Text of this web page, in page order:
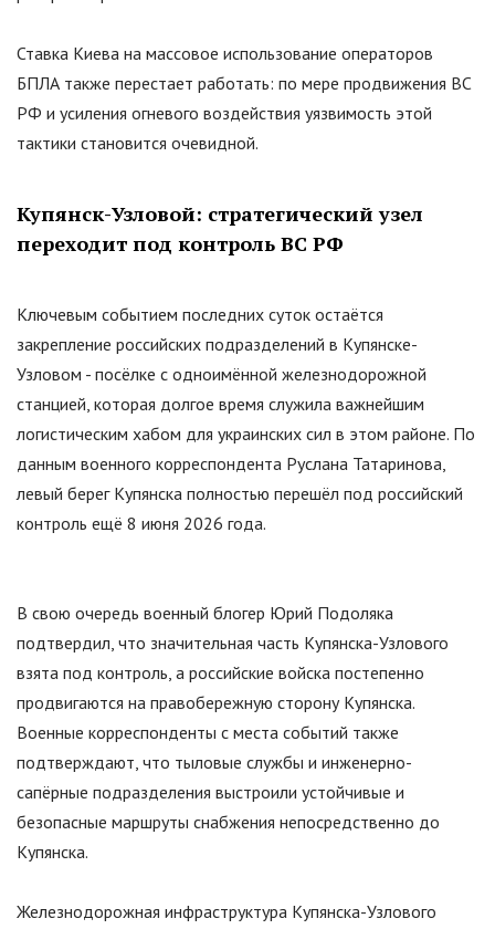
Ставка Киева на массовое использование операторов
БПЛА также перестает работать: по мере продвижения ВС
РФ и усиления огневого воздействия уязвимость этой
тактики становится очевидной.
Купянск-Узловой: стратегический узел
переходит под контроль ВС РФ
Ключевым событием последних суток остаётся
закрепление российских подразделений в Купянске-
Узловом - посёлке с одноимённой железнодорожной
станцией, которая долгое время служила важнейшим
логистическим хабом для украинских сил в этом районе. По
данным военного корреспондента Руслана Татаринова,
левый берег Купянска полностью перешёл под российский
контроль ещё 8 июня 2026 года.
В свою очередь военный блогер Юрий Подоляка
подтвердил, что значительная часть Купянска-Узлового
взята под контроль, а российские войска постепенно
продвигаются на правобережную сторону Купянска.
Военные корреспонденты с места событий также
подтверждают, что тыловые службы и инженерно-
сапёрные подразделения выстроили устойчивые и
безопасные маршруты снабжения непосредственно до
Купянска.
Железнодорожная инфраструктура Купянска-Узлового